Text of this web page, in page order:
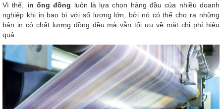
Vì thế,
in ống đồng luôn là lựa chọn hàng đầu của nhiều doanh
nghiệp khi in bao bì với số lượng lớn, bởi nó có thể cho ra những
bản in có chất lượng đồng đều mà vẫn tối ưu về mặt chi phí hiệu
quả.